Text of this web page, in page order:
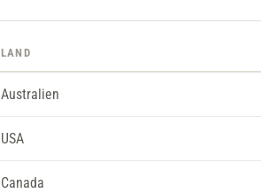
LAND
Australien
USA
Canada